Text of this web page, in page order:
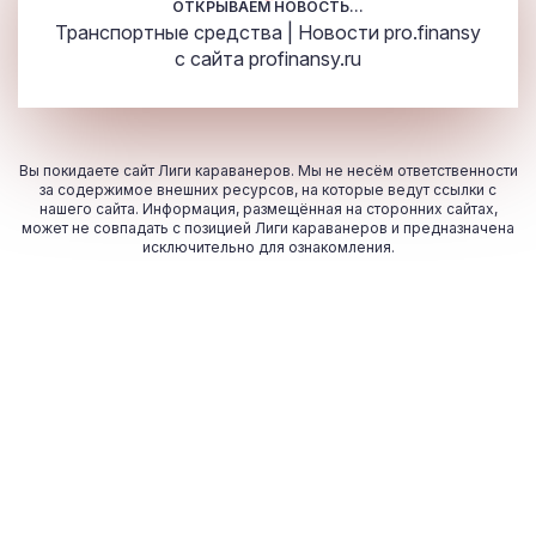
ОТКРЫВАЕМ НОВОСТЬ...
Транспортные средства | Новости pro.finansy
с сайта profinansy.ru
Вы покидаете сайт Лиги караванеров. Мы не несём ответственности
за содержимое внешних ресурсов, на которые ведут ссылки с
нашего сайта. Информация, размещённая на сторонних сайтах,
может не совпадать с позицией Лиги караванеров и предназначена
исключительно для ознакомления.